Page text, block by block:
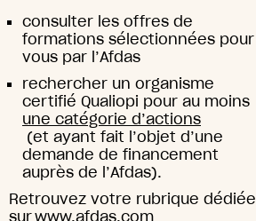
consulter les offres de
formations sélectionnées pour
vous par l’Afdas
rechercher un organisme
certifié Qualiopi pour au moins
une catégorie d’actions
(et ayant fait l’objet d’une
demande de financement
auprès de l’Afdas).
Retrouvez votre rubrique dédiée
surwww.afdas.com